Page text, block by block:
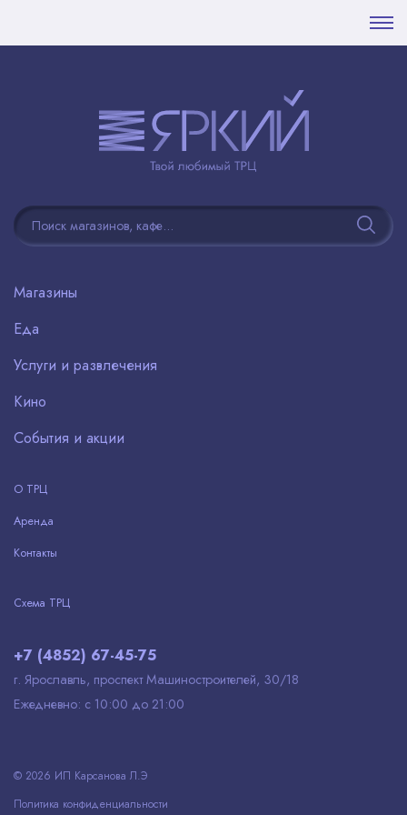
Магазины
Еда
Услуги и развлечения
Кино
События и акции
О ТРЦ
Аренда
Контакты
Схема ТРЦ
+7 (4852) 67-45-75
г. Ярославль, проспект Машиностроителей, 30/18
Ежедневно: с 10:00 до 21:00
© 2026 ИП Карсанова Л.Э
Политика конфиденциальности